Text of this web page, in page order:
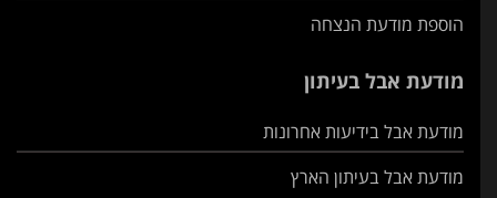
הוספת מודעת הנצחה
מודעת אבל בעיתון
מודעת אבל בידיעות אחרונות
מודעת אבל בעיתון הארץ